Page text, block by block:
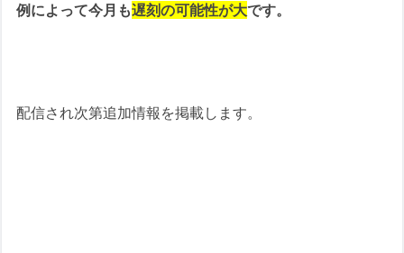
例によって今月も遅刻の可能性が大です。
配信され次第追加情報を掲載します。